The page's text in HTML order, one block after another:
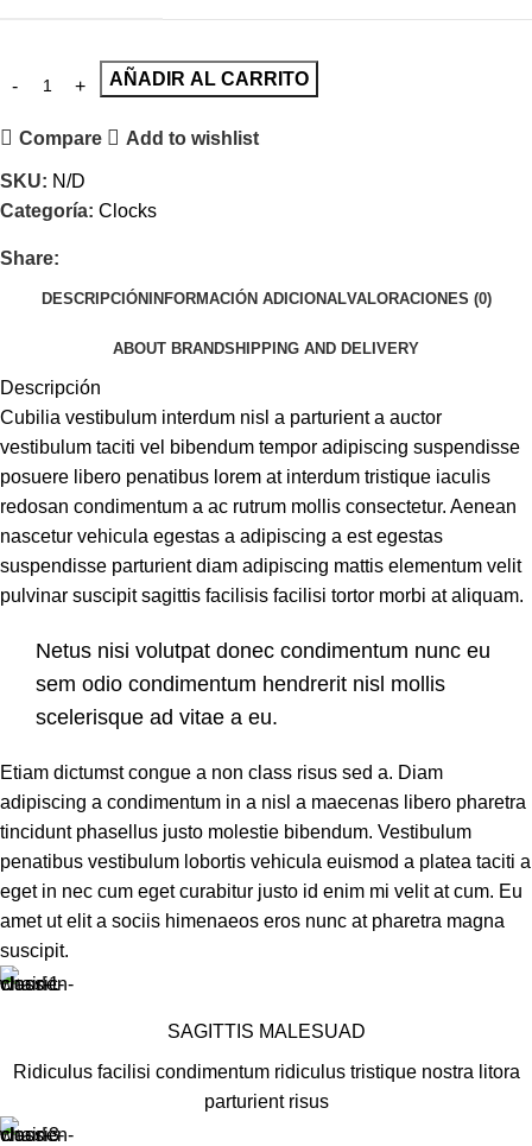
AÑADIR AL CARRITO
Compare Add to wishlist
SKU: N/D
Categoría: Clocks
Share:
DESCRIPCIÓNINFORMACIÓN ADICIONALVALORACIONES (0)
ABOUT BRANDSHIPPING AND DELIVERY
Descripción
Cubilia vestibulum interdum nisl a parturient a auctor
vestibulum taciti vel bibendum tempor adipiscing suspendisse
posuere libero penatibus lorem at interdum tristique iaculis
redosan condimentum a ac rutrum mollis consectetur. Aenean
nascetur vehicula egestas a adipiscing a est egestas
suspendisse parturient diam adipiscing mattis elementum velit
pulvinar suscipit sagittis facilisis facilisi tortor morbi at aliquam.
Netus nisi volutpat donec condimentum nunc eu
sem odio condimentum hendrerit nisl mollis
scelerisque ad vitae a eu.
Etiam dictumst congue a non class risus sed a. Diam
adipiscing a condimentum in a nisl a maecenas libero pharetra
tincidunt phasellus justo molestie bibendum. Vestibulum
penatibus vestibulum lobortis vehicula euismod a platea taciti a
eget in nec cum eget curabitur justo id enim mi velit at cum. Eu
amet ut elit a sociis himenaeos eros nunc at pharetra magna
suscipit.
SAGITTIS MALESUAD
Ridiculus facilisi condimentum ridiculus tristique nostra litora
parturient risus